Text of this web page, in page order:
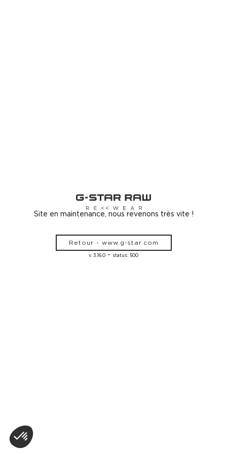
Site en maintenance, nous revenons très vite !
Retour - www.g-star.com
v. 3.16.0 - status: 500